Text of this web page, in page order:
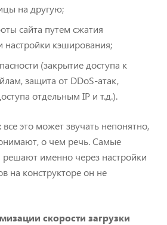
на другую;
сайта путем сжатия
настройки кэширования;
(закрытие доступа к
защита от DDoS-атак,
отдельным IP и т.д.).
это может звучать непонятно,
о чем речь. Самые
решают именно через настройки
на конструкторе он не
скорости загрузки